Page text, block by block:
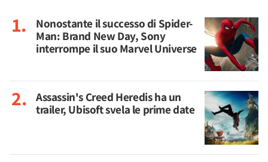
Nonostante il successo di Spider-
Man: Brand New Day, Sony
interrompe il suo Marvel Universe
Assassin's Creed Heredis ha un
trailer, Ubisoft svela le prime date